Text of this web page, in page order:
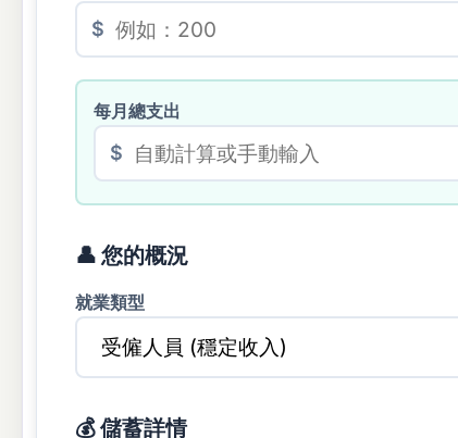
$
每月總支出
$
👤 您的概況
就業類型
💰 儲蓄詳情